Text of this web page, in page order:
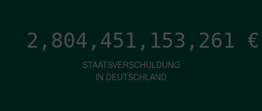
2,804,451,154,530 €
STAATSVERSCHULDUNG
IN DEUTSCHLAND